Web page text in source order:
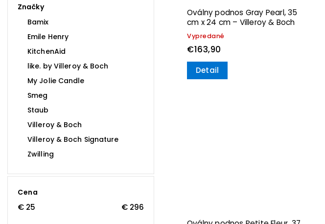
Značky
Bamix
Emile Henry
KitchenAid
like. by Villeroy & Boch
My Jolie Candle
Smeg
Staub
Villeroy & Boch
Villeroy & Boch Signature
Zwilling
Cena
€ 25 € 296
Oválny podnos Gray Pearl, 35
cm x 24 cm – Villeroy & Boch
Vypredané
€163,90
Detail